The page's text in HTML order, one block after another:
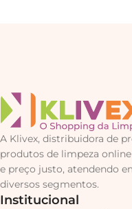
A Klivex, distribuidora de
produtos de limpeza
e preço justo, atendendo
diversos segmentos.
Institucional